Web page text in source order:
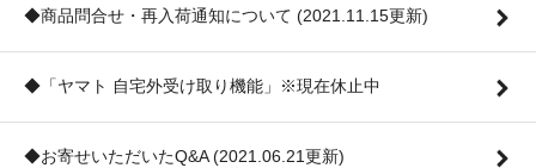
◆商品問合せ・再入荷通知について (2021.11.15更新)
◆「ヤマト 自宅外受け取り機能」※現在休止中
◆お寄せいただいたQ&A (2021.06.21更新)